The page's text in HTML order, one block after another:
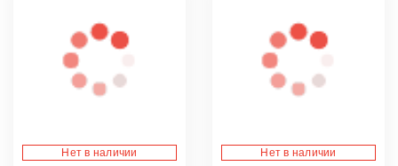
Нет в наличии Нет в наличии